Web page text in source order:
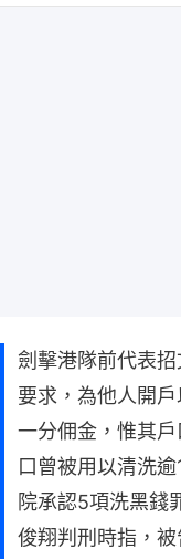
劍擊港隊前代表
要求，為他人開
一分佣金，惟其
口曾被用以清洗
院承認5項洗黑錢
俊翔判刑時指，